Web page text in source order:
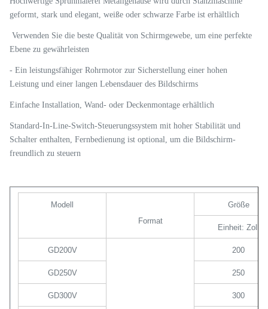
geformt, stark und elegant, weiße oder schwarze Farbe ist erhältlich
️ Verwenden Sie die beste Qualität von Schirmgewebe, um eine perfekte
Ebene zu gewährleisten
- Ein leistungsfähiger Rohrmotor zur Sicherstellung einer hohen
Leistung und einer langen Lebensdauer des Bildschirms
Einfache Installation, Wand- oder Deckenmontage erhältlich
Standard-In-Line-Switch-Steuerungssystem mit hoher Stabilität und
Schalter enthalten, Fernbedienung ist optional, um die Bildschirm-
freundlich zu steuern
Modell
Format
Größe
Einheit: Zoll
GD200V 200
GD250V 250
GD300V 300